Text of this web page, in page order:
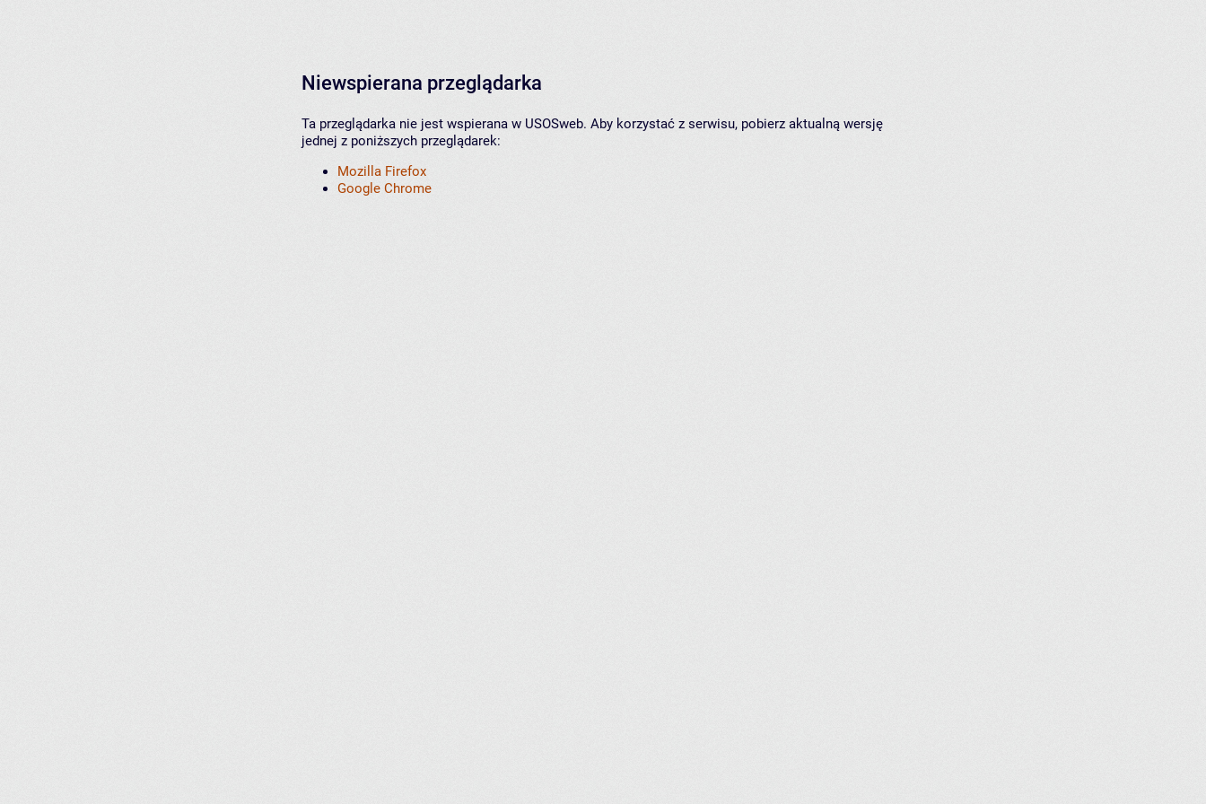
Niewspierana przeglądarka
Ta przeglądarka nie jest wspierana w USOSweb. Aby korzystać z serwisu, pobierz aktualną wersję
jednej z poniższych przeglądarek:
Mozilla Firefox
Google Chrome